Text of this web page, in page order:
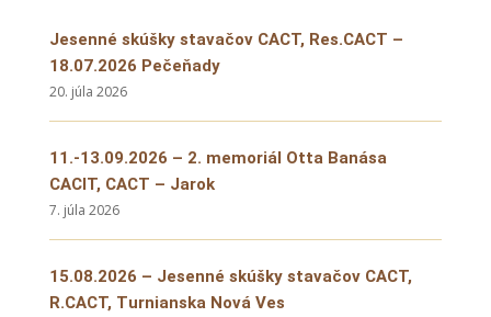
Jesenné skúšky stavačov CACT, Res.CACT –
18.07.2026 Pečeňady
20. júla 2026
11.-13.09.2026 – 2. memoriál Otta Banása
CACIT, CACT – Jarok
7. júla 2026
15.08.2026 – Jesenné skúšky stavačov CACT,
R.CACT, Turnianska Nová Ves